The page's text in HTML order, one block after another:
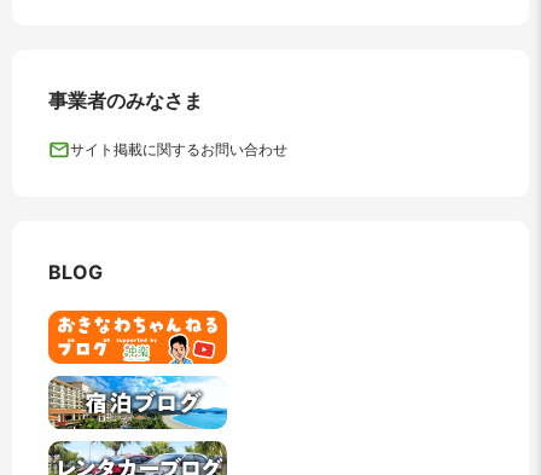
事業者のみなさま
サイト掲載に関するお問い合わせ
BLOG